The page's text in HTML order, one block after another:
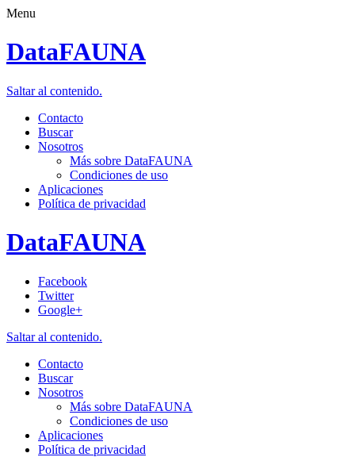
Menu
DataFAUNA
Saltar al contenido.
Contacto
Buscar
Nosotros
Más sobre DataFAUNA
Condiciones de uso
Aplicaciones
Política de privacidad
DataFAUNA
Facebook
Twitter
Google+
Saltar al contenido.
Contacto
Buscar
Nosotros
Más sobre DataFAUNA
Condiciones de uso
Aplicaciones
Política de privacidad